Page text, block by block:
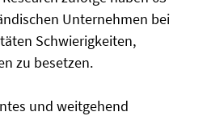
Unternehmen bei
Schwierigkeiten,
zu besetzen.
und weitgehend